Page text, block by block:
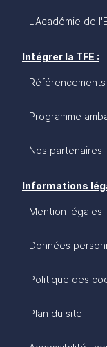
L'Académie de
Intégrer la TFE :
Programme
Nos partenaires
Informations
Mention légales
Données
Politique des
Plan du site